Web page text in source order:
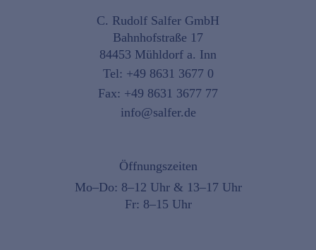
C. Rudolf Salfer GmbH
Bahnhofstraße 17
84453 Mühldorf a. Inn
Tel: +49 8631 3677 0
Fax: +49 8631 3677 77
info@salfer.de
Öffnungszeiten
Mo–Do: 8–12 Uhr & 13–17 Uhr
Fr: 8–15 Uhr